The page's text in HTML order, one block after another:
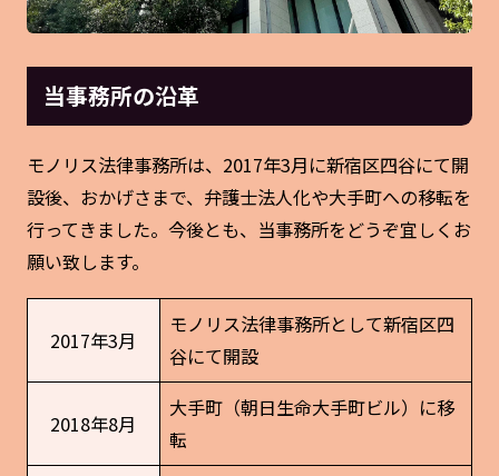
当事務所の沿革
モノリス法律事務所は、2017年3月に新宿区四谷にて開
設後、おかげさまで、弁護士法人化や大手町への移転を
行ってきました。今後とも、当事務所をどうぞ宜しくお
願い致します。
2017年3月
モノリス法律事務所として新宿区四
谷にて開設
2018年8月
大手町（朝日生命大手町ビル）に移
転